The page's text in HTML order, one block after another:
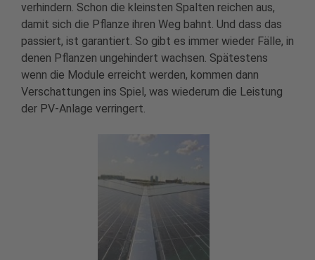
verhindern. Schon die kleinsten Spalten reichen aus,
damit sich die Pflanze ihren Weg bahnt. Und dass das
passiert, ist garantiert. So gibt es immer wieder Fälle, in
denen Pflanzen ungehindert wachsen. Spätestens
wenn die Module erreicht werden, kommen dann
Verschattungen ins Spiel, was wiederum die Leistung
der PV-Anlage verringert.